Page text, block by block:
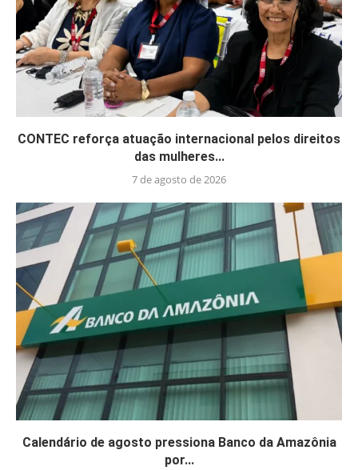
CONTEC reforça atuação internacional pelos direitos
das mulheres...
7 de agosto de 2026
Calendário de agosto pressiona Banco da Amazônia
por...